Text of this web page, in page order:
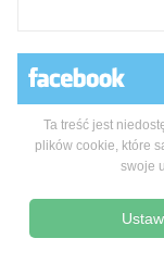
Ta treść jest
plików cookie, które
swoje